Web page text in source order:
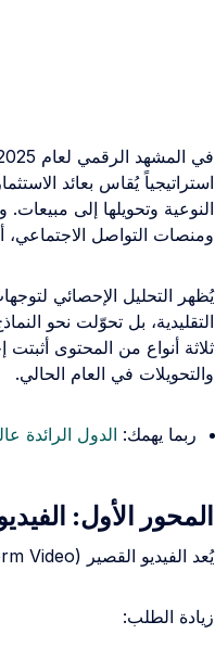
النوعية وتحويلها إلى
ومنصات التواصل
يُظهر التحليل الإحصائي
التقليدية، بل تحوّلت نحو
ثلاثة أنواع من المحتوى
والتحويلات في العام الحالي.
ربما يهمك: الدول الرائدة
المحور الأول:
يُعد الفيديو القصير (Short-Form Video) التنسيق الأكثر طلباً وتأثيراً في عام 2025.
زيادة الطلب: